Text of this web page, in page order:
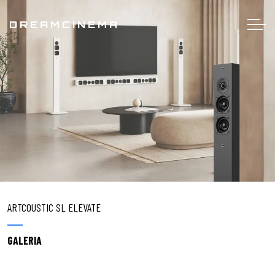
DREAMCINEMA
ARTCOUSTIC SL ELEVATE
GALERIA